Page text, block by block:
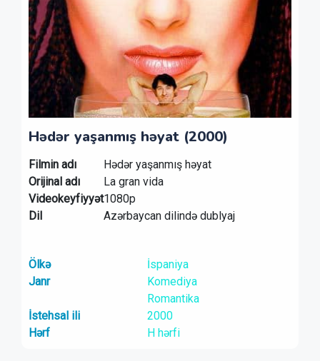
Hədər yaşanmış həyat (2000)
Filmin adı
Hədər yaşanmış həyat
Orijinal adı
La gran vida
Videokeyfiyyət1080p
Dil
Azərbaycan dilində dublyaj
Ölkə
İspaniya
Janr
Komediya
Romantika
İstehsal ili
2000
Hərf
H hərfi